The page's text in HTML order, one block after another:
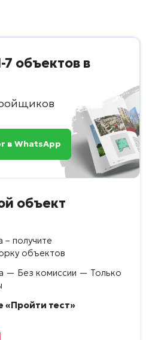
объектов в
в WhatsApp
объект
– получите
объектов
— Без комиссии — Только
«Пройти тест»